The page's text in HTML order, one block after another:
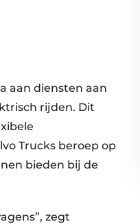
aan diensten aan
rijden. Dit
Trucks beroep op
bieden bij de
zegt